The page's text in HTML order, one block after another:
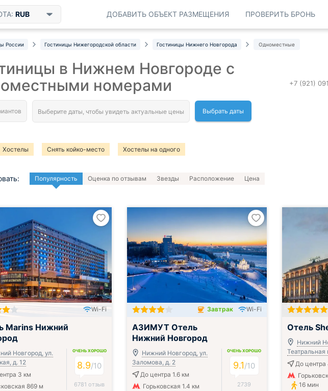
RUB ПРОВЕРИТЬ БРОНЬ
ДОБАВИТЬ ОБЪЕКТ РАЗМЕЩЕНИЯ
России Гостиницы Нижегородской области Гостиницы Нижнего Новгорода Одноместные
+7 (921)
в Нижнем Новгороде с
номерами
Выбрать даты
Хостелы Снять койко-место Хостелы на одного
Популярность Оценка по отзывам Звезды Расположение Цена
Wi-Fi
Marins Нижний
Новгород, ул.
д. 12
3 км
869 м
ОЧЕНЬ ХОРОШО
8.9/10
6781 отзыв
Завтрак включён
Завтрак Wi-Fi
АЗИМУТ Отель
Нижний Новгород
Нижний Новгород, ул.
Заломова, д. 2
До центра 1.6 км
Горьковская 1.4 км
ОЧЕНЬ ХОРОШО
9.1/10
2739
Отель
Нижний
Театральная
До
16 мин